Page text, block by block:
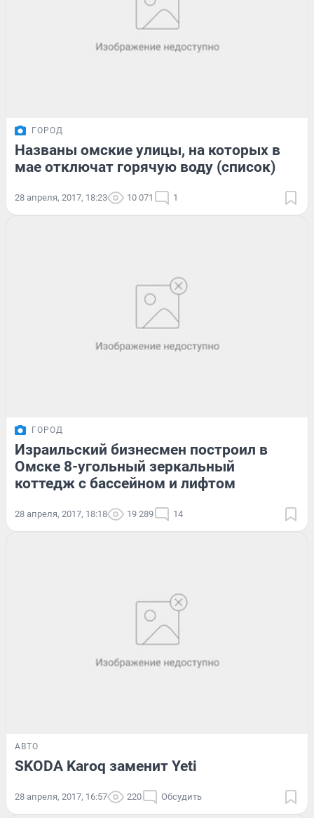
ГОРОД
Названы омские улицы, на которых в
мае отключат горячую воду (список)
28 апреля, 2017, 18:23 10 071 1
ГОРОД
Израильский бизнесмен построил в
Омске 8-угольный зеркальный
коттедж с бассейном и лифтом
28 апреля, 2017, 18:18 19 289 14
АВТО
SKODA Karoq заменит Yeti
28 апреля, 2017, 16:57 220 Обсудить